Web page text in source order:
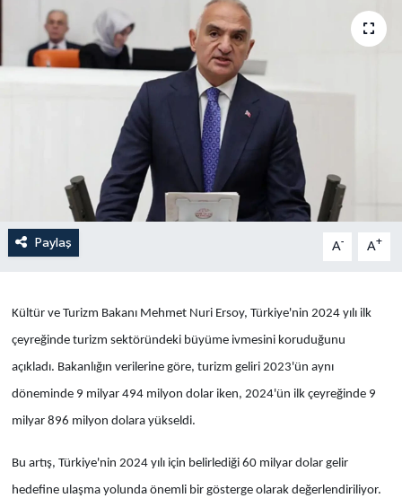
Paylaş A- A+
Kültür ve Turizm Bakanı Mehmet Nuri Ersoy, Türkiye'nin 2024 yılı ilk
çeyreğinde turizm sektöründeki büyüme ivmesini koruduğunu
açıkladı. Bakanlığın verilerine göre, turizm geliri 2023'ün aynı
döneminde 9 milyar 494 milyon dolar iken, 2024'ün ilk çeyreğinde 9
milyar 896 milyon dolara yükseldi.
Bu artış, Türkiye'nin 2024 yılı için belirlediği 60 milyar dolar gelir
hedefine ulaşma yolunda önemli bir gösterge olarak değerlendiriliyor.
Yaşam
Anali̇z
Bi̇li̇m & Teknoloji̇
Eği̇ti̇m